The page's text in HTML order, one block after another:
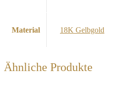
Material 18K Gelbgold
Ähnliche Produkte